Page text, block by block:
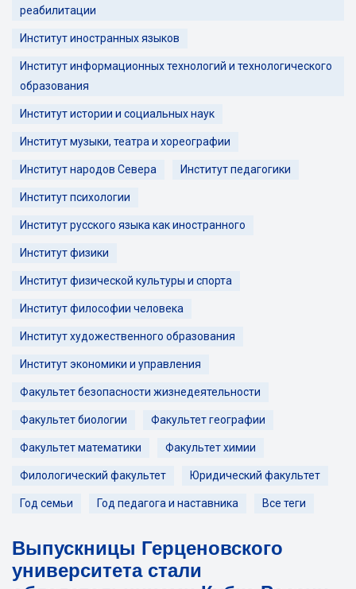
реабилитации
Институт иностранных языков
Институт информационных технологий и технологического
образования
Институт истории и социальных наук
Институт музыки, театра и хореографии
Институт народов Севера Институт педагогики
Институт психологии
Институт русского языка как иностранного
Институт физики
Институт физической культуры и спорта
Институт философии человека
Институт художественного образования
Институт экономики и управления
Факультет безопасности жизнедеятельности
Факультет биологии Факультет географии
Факультет математики Факультет химии
Филологический факультет Юридический факультет
Год семьи Год педагога и наставника Все теги
Выпускницы Герценовского
университета стали